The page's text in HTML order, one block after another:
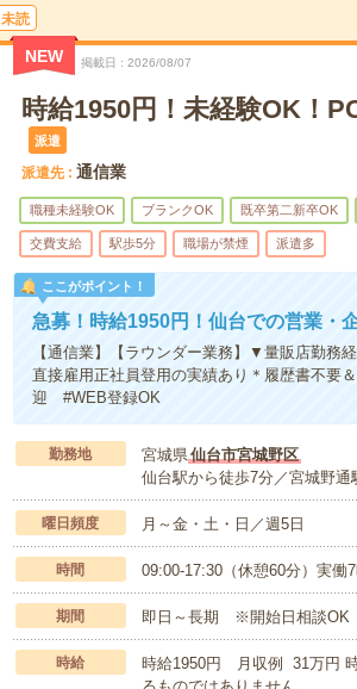
未読
NEW 掲載日 2026/08/07
時給1950円！未経験OK！
派遣
派遣先 通信業
職種未経験OK ブランクOK 既卒第二新卒OK
交費支給 駅歩5分 職場が禁煙 派遣多
ここがポイント！
急募！時給1950円！仙台での営業・
【通信業】【ラウンダー業務】▼量販店勤務
直接雇用正社員登用の実績あり＊履歴書不要
迎 #WEB登録OK
勤務地 宮城県仙台市宮城野区
仙台駅から徒歩7分／宮城野通
曜日頻度 月～金・土・日／週5日
時間 09:00-17:30（休憩60分）実働
期間 即日～長期 ※開始日相談OK
時給
時給1950円 月収例 31万円